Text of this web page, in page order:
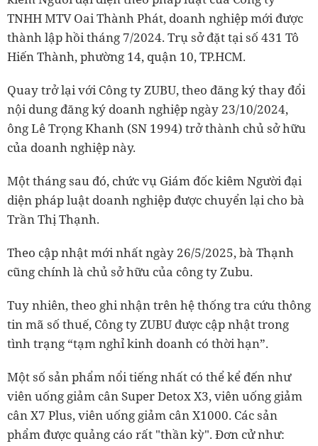
TNHH MTV Oai Thành Phát, doanh nghiệp mới được
thành lập hồi tháng 7/2024. Trụ sở đặt tại số 431 Tô
Hiến Thành, phường 14, quận 10, TP.HCM.
Quay trở lại với Công ty ZUBU, theo đăng ký thay đổi
nội dung đăng ký doanh nghiệp ngày 23/10/2024,
ông Lê Trọng Khanh (SN 1994) trở thành chủ sở hữu
của doanh nghiệp này.
Một tháng sau đó, chức vụ Giám đốc kiêm Người đại
diện pháp luật doanh nghiệp được chuyển lại cho bà
Trần Thị Thạnh.
Theo cập nhật mới nhất ngày 26/5/2025, bà Thạnh
cũng chính là chủ sở hữu của công ty Zubu.
Tuy nhiên, theo ghi nhận trên hệ thống tra cứu thông
tin mã số thuế, Công ty ZUBU được cập nhật trong
tình trạng “tạm nghỉ kinh doanh có thời hạn”.
Một số sản phẩm nổi tiếng nhất có thể kể đến như
viên uống giảm cân Super Detox X3, viên uống giảm
cân X7 Plus, viên uống giảm cân X1000. Các sản
phẩm được quảng cáo rất "thần kỳ". Đơn cử như: